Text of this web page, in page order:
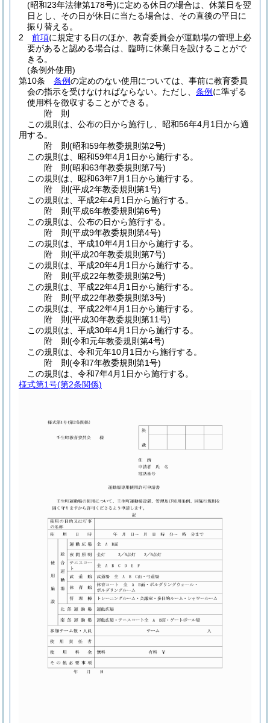
(昭和23年法律第178号)に定める休日の場合は、休業日を翌
日とし、その日が休日に当たる場合は、その直後の平日に
振り替える。
2
前項に規定する日のほか、教育委員会が運動場の管理上必
要があると認める場合は、臨時に休業日を設けることがで
きる。
(条例外使用)
第10条
条例の定めのない使用については、事前に教育委員
会の指示を受けなければならない。 ただし、 条例 に準ずる
使用料を徴収することができる。
附 則
この規則は、公布の日から施行し、昭和56年4月1日から適
用する。
附 則(昭和59年教委規則第2号)
この規則は、昭和59年4月1日から施行する。
附 則(昭和63年教委規則第7号)
この規則は、昭和63年7月1日から施行する。
附 則(平成2年教委規則第1号)
この規則は、平成2年4月1日から施行する。
附 則(平成6年教委規則第6号)
この規則は、公布の日から施行する。
附 則(平成9年教委規則第4号)
この規則は、平成10年4月1日から施行する。
附 則(平成20年教委規則第7号)
この規則は、平成20年4月1日から施行する。
附 則(平成22年教委規則第2号)
この規則は、平成22年4月1日から施行する。
附 則(平成22年教委規則第3号)
この規則は、平成22年4月1日から施行する。
附 則(平成30年教委規則第11号)
この規則は、平成30年4月1日から施行する。
附 則(令和元年教委規則第4号)
この規則は、令和元年10月1日から施行する。
附 則(令和7年教委規則第1号)
この規則は、令和7年4月1日から施行する。
様式第1号(第2条関係)